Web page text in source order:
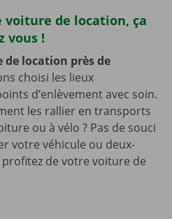
voiture de location, ça
vous !
de location près de
choisi les lieux
d’enlèvement avec soin.
les rallier en transports
ou à vélo ? Pas de souci
votre véhicule ou deux-
de votre voiture de